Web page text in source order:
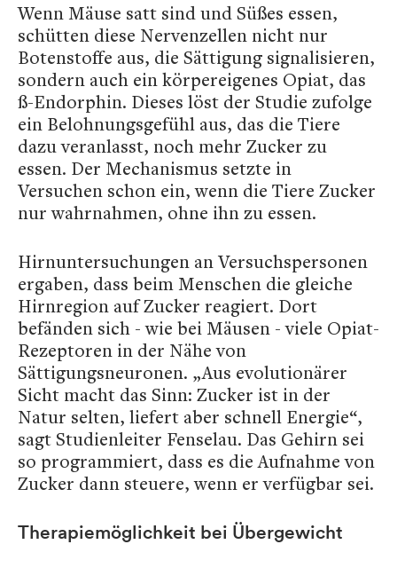
Wenn Mäuse satt sind und Süßes essen,
schütten diese Nervenzellen nicht nur
Botenstoffe aus, die Sättigung signalisieren,
sondern auch ein körpereigenes Opiat, das
ß-Endorphin. Dieses löst der Studie zufolge
ein Belohnungsgefühl aus, das die Tiere
dazu veranlasst, noch mehr Zucker zu
essen. Der Mechanismus setzte in
Versuchen schon ein, wenn die Tiere Zucker
nur wahrnahmen, ohne ihn zu essen.
Hirnuntersuchungen an Versuchspersonen
ergaben, dass beim Menschen die gleiche
Hirnregion auf Zucker reagiert. Dort
befänden sich - wie bei Mäusen - viele Opiat-
Rezeptoren in der Nähe von
Sättigungsneuronen. „Aus evolutionärer
Sicht macht das Sinn: Zucker ist in der
Natur selten, liefert aber schnell Energie“,
sagt Studienleiter Fenselau. Das Gehirn sei
so programmiert, dass es die Aufnahme von
Zucker dann steuere, wenn er verfügbar sei.
Therapiemöglichkeit bei Übergewicht